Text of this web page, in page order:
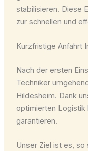
stabilisieren. Diese
zur schnellen und
Kurzfristige Anfahrt
Nach der ersten
Techniker
Hildesheim. Dank
optimierten Logistik
garantieren.
Unser Ziel ist es, so